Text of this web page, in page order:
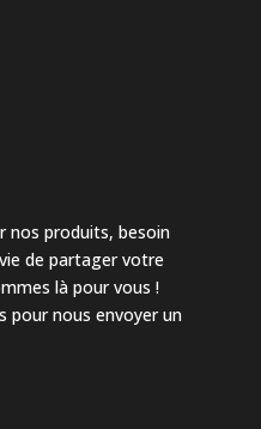
nos produits, besoin
de partager votre
là pour vous !
pour nous envoyer un